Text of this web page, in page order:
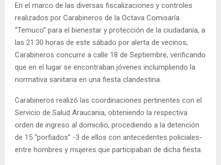
U
En el marco de las diversas fiscalizaciones y controles
realizados por Carabineros de la Octava Comisaría
“Temuco” para el bienestar y protección de la ciudadanía, a
las 21:30 horas de este sábado por alerta de vecinos,
Carabineros concurre a calle 18 de Septiembre, verificando
que en el lugar se encontraban jóvenes inclumpliendo la
normativa sanitaria en una fiesta clandestina.
Carabineros realizó las coordinaciones pertinentes con el
Servicio de Salud Araucania, obteniendo la respectiva
orden de ingreso al domicilio, procediendo a la detención
de 15 “porfiados” -3 de ellos con antecedentes policiales-
entre hombres y mujeres que participaban de dicha fiesta.